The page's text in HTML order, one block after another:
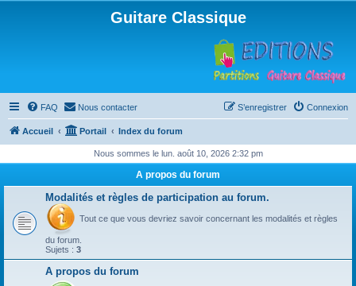
Guitare Classique
FAQ Nous contacter Connexion
S’enregistrer
Accueil Portail Index du forum
Nous sommes le lun. août 10, 2026 2:32 pm
A propos du forum
Modalités et règles de participation au forum.
Tout ce que vous devriez savoir concernant les modalités et règles
du forum.
Sujets : 3
A propos du forum